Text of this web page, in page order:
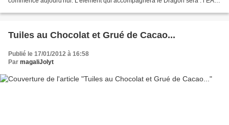
Tuiles au Chocolat et Grué de Cacao...
Publié le 17/01/2012 à 16:58
Par magaliJolyt